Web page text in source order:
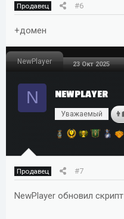
Продавец #6
+домен
NewPlayer 23 Окт 2025
N NEWPLAYER
Уважаемый
Продавец #7
NewPlayer обновил скрипт